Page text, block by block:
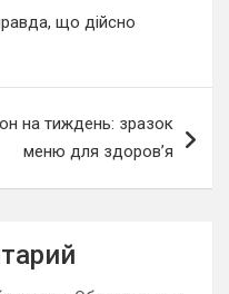
що дійсно
на тиждень: зразок
меню для здоров’я